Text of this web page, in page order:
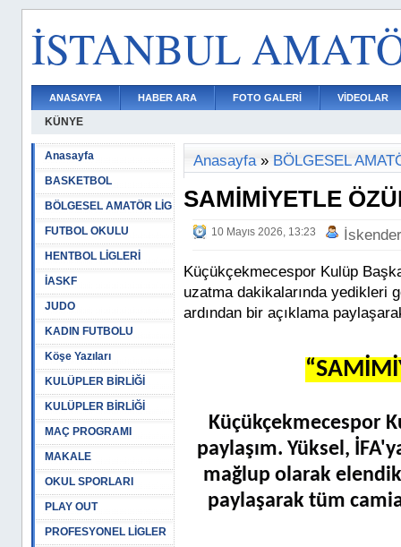
İSTANBUL
ANASAYFA HABER ARA FOTO GALERİ VİDEOLAR
KÜNYE
Anasayfa
BASKETBOL
BÖLGESEL AMATÖR LİG
FUTBOL OKULU
HENTBOL LİGLERİ
İASKF
JUDO
KADIN FUTBOLU
Köşe Yazıları
KULÜPLER BİRLİĞİ
KULÜPLER BİRLİĞİ
MAÇ PROGRAMI
MAKALE
OKUL SPORLARI
PLAY OUT
PROFESYONEL LİGLER
Anasayfa» BÖLGESEL
SAMİMİYETLE
10 Mayıs 2026, 13:23
Küçükçekmecespor Kulüp
uzatma dakikalarında yedikleri
ardından bir açıklama
Küçükçekmecespor
paylaşım. Yüksel,
mağlup olarak
paylaşarak tüm